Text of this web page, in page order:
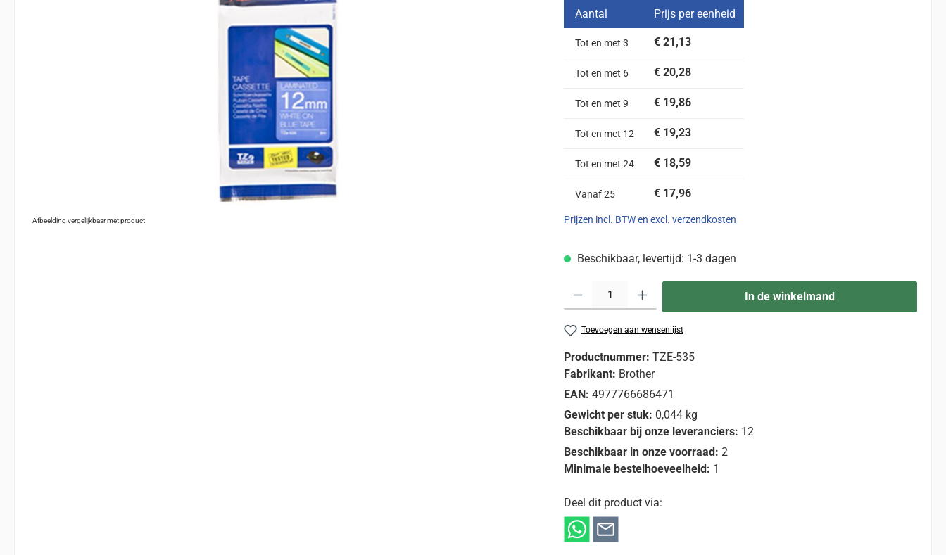
Afbeelding vergelijkbaar met product
Aantal Prijs per eenheid
Tot en met 3 € 21,13
Tot en met 6 € 20,28
Tot en met 9 € 19,86
Tot en met 12 € 19,23
Tot en met 24 € 18,59
Vanaf25 € 17,96
Prijzen incl. BTW en excl. verzendkosten
Beschikbaar, levertijd: 1-3 dagen
Producthoeveelheid: Voer de gewenste hoeveelheid in of gebruik de knoppen om de
In de winkelmand
Toevoegen aan wensenlijst
Productnummer: TZE-535
Fabrikant: Brother
EAN: 4977766686471
Gewicht per stuk: 0,044 kg
Beschikbaar bij onze leveranciers: 12
Beschikbaar in onze voorraad: 2
Minimale bestelhoeveelheid: 1
Deel dit product via: